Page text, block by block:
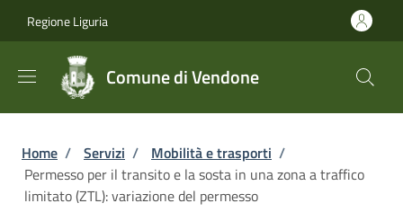
Regione Liguria
Comune di Vendone
Briciole di pane
Home / Servizi / Mobilità e trasporti /
Permesso per il transito e la sosta in una zona a traffico
limitato (ZTL): variazione del permesso